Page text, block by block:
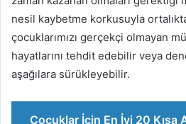
nesil kaybetme korkusuyla
çocuklarımızı gerçekçi olmayan
hayatlarını tehdit edebilir veya
aşağılara sürükleyebilir.
Çocuklar İçin En İyi 20 Kısa